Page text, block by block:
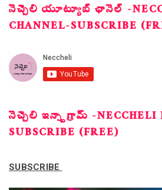
నెచ్చెలి యూట్యూబ్ ఛానెల్ -
CHANNEL-SUBSCRIBE
నెచ్చెలి ఇన్స్టాగ్రామ్ -NECCHELI
SUBSCRIBE (FREE)
SUBSCRIBE